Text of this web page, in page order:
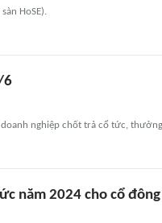
HoSE).
6
nghiệp chốt trả cổ tức,
năm 2024 cho cổ đông